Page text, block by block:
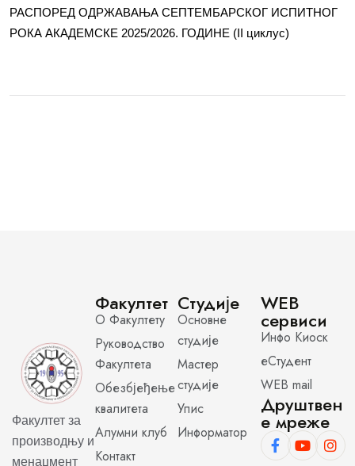
РАСПОРЕД ОДРЖАВАЊА СЕПТЕМБАРСКОГ ИСПИТНОГ
РОКА АКАДЕМСКЕ 2025/2026. ГОДИНЕ (II циклус)
Факултет за
производњу и
менаџмент
Факултет
О Факултету
Руководство
Факултета
Обезбјеђење
квалитета
Алумни клуб
Контакт
Студије
Основне
студије
Мастер
студије
Упис
Информатор
WEB
сервиси
Инфо Киоск
еСтудент
WEB mail
Друштвен
е мреже